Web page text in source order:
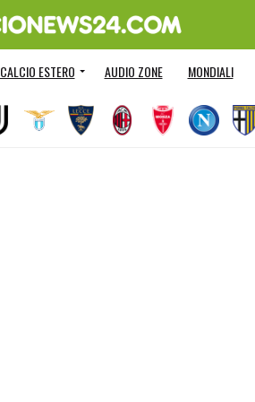
CALCIO ESTERO AUDIO ZONE MONDIALI